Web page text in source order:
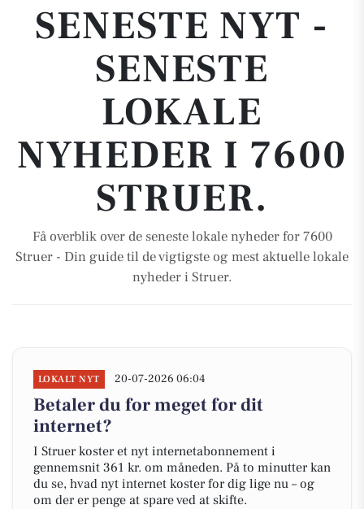
SENESTE NYT -
SENESTE
LOKALE
NYHEDER I 7600
STRUER.
Få overblik over de seneste lokale nyheder for 7600
Struer - Din guide til de vigtigste og mest aktuelle lokale
nyheder i Struer.
LOKALT NYT 20-07-2026 06:04
Betaler du for meget for dit
internet?
I Struer koster et nyt internetabonnement i
gennemsnit 361 kr. om måneden. På to minutter kan
du se, hvad nyt internet koster for dig lige nu – og
om der er penge at spare ved at skifte.